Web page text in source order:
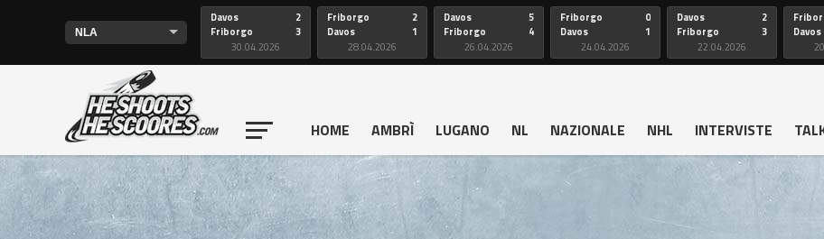
Davos
Friborgo
2
3
30.04.2026
Friborgo
Davos
2
1
28.04.2026
Davos
Friborgo
5
4
26.04.2026
Friborgo
Davos
0
1
24.04.2026
Davos
Friborgo
2
3
22.04.2026
Davos
HOME AMBRÌ LUGANO NL NAZIONALE NHL INTERVISTE